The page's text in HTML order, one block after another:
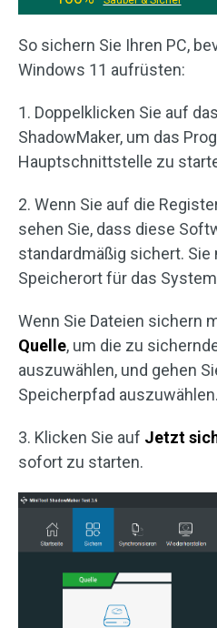
So sichern Sie Ihren PC,
Windows 11 aufrüsten:
1. Doppelklicken Sie auf
ShadowMaker, um das
Hauptschnittstelle zu
2. Wenn Sie auf die
sehen Sie, dass diese
standardmäßig sichert.
Speicherort für das
Wenn Sie Dateien sichern
Quelle, um die zu
auszuwählen, und gehen
Speicherpfad auszuwählen.
3. Klicken Sie auf Jetzt
sofort zu starten.